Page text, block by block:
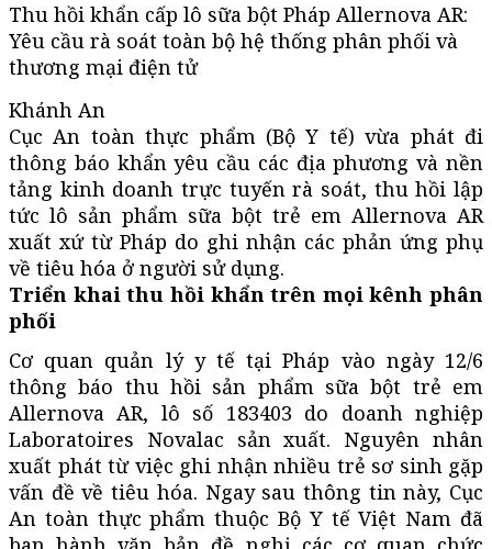
Thu hồi khẩn cấp lô sữa bột Pháp Allernova AR:
Yêu cầu rà soát toàn bộ hệ thống phân phối và
thương mại điện tử
Khánh An
Cục An toàn thực phẩm (Bộ Y tế) vừa phát đi
thông báo khẩn yêu cầu các địa phương và nền
tảng kinh doanh trực tuyến rà soát, thu hồi lập
tức lô sản phẩm sữa bột trẻ em Allernova AR
xuất xứ từ Pháp do ghi nhận các phản ứng phụ
về tiêu hóa ở người sử dụng.
Triển khai thu hồi khẩn trên mọi kênh phân
phối
Cơ quan quản lý y tế tại Pháp vào ngày 12/6
thông báo thu hồi sản phẩm sữa bột trẻ em
Allernova AR, lô số 183403 do doanh nghiệp
Laboratoires Novalac sản xuất. Nguyên nhân
xuất phát từ việc ghi nhận nhiều trẻ sơ sinh gặp
vấn đề về tiêu hóa. Ngay sau thông tin này, Cục
An toàn thực phẩm thuộc Bộ Y tế Việt Nam đã